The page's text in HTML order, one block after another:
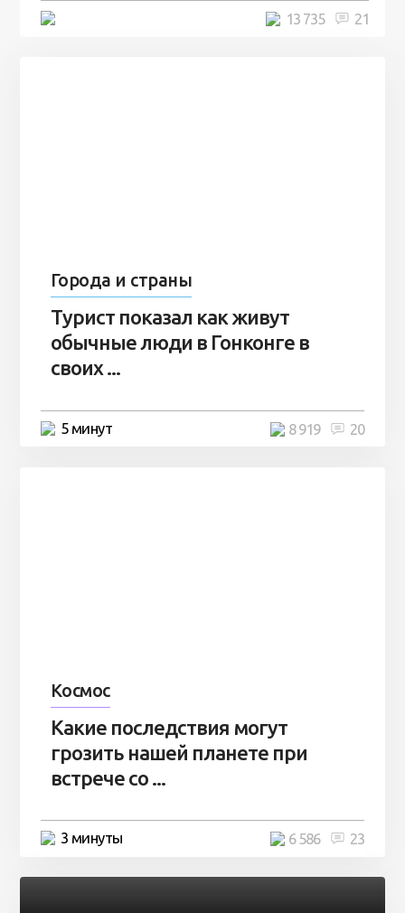
21
13 735
Города и страны
Турист показал как живут
обычные люди в Гонконге в
своих ...
5 минут 20
8 919
Космос
Какие последствия могут
грозить нашей планете при
встрече со ...
3 минуты 23
6 586